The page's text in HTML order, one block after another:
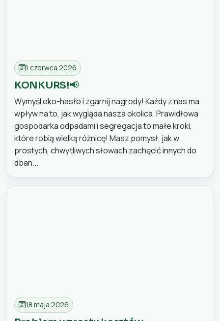
1 czerwca 2026
KONKURS!📢
Wymyśl eko-hasło i zgarnij nagrody! Każdy z nas ma
wpływ na to, jak wygląda nasza okolica. Prawidłowa
gospodarka odpadami i segregacja to małe kroki,
które robią wielką różnicę! Masz pomysł, jak w
prostych, chwytliwych słowach zachęcić innych do
dban...
18 maja 2026